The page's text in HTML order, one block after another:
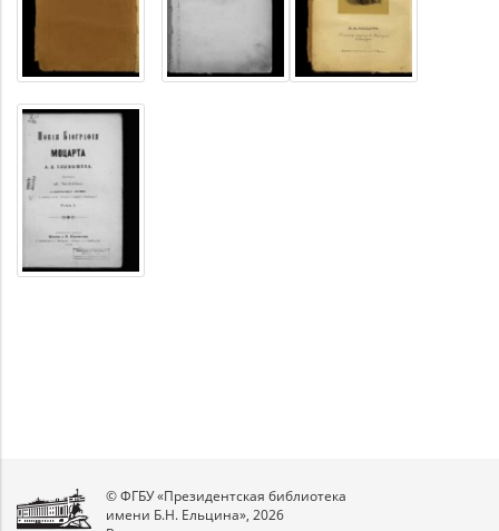
© ФГБУ «Президентская библиотека
имени Б.Н. Ельцина», 2026